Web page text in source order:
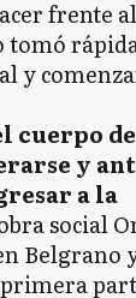
frente
tomó
y
cuerpo
y
a la
social
Belgrano